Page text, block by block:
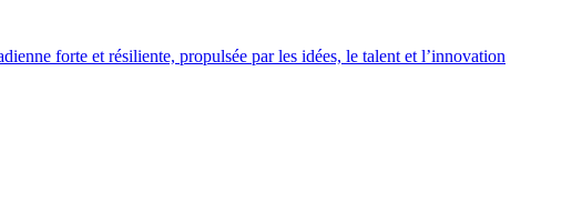
forte et résiliente, propulsée par les idées, le talent et l’innovation